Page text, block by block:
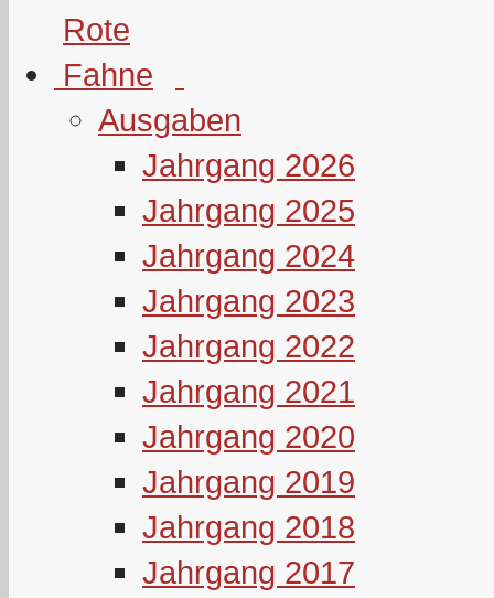
Ausgaben
Jahrgang 2026
Jahrgang 2025
Jahrgang 2024
Jahrgang 2023
Jahrgang 2022
Jahrgang 2021
Jahrgang 2020
Jahrgang 2019
Jahrgang 2018
Jahrgang 2017